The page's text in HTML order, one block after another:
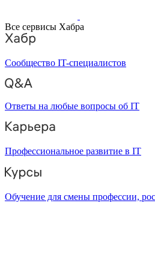
Все сервисы Хабра
Сообщество IT-специалистов
Ответы на любые вопросы об IT
Профессиональное развитие в IT
Обучение для смены профессии,